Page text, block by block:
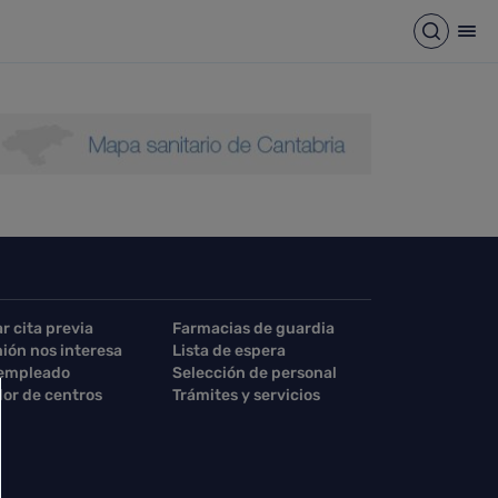
Abrir
cita previa
Farmacias de guardia
nos interesa
Lista de espera
Selección de personal
de centros Trámites y servicios